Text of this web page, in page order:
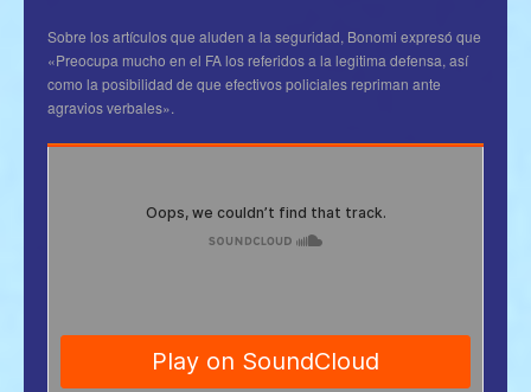
Sobre los artículos que aluden a la seguridad, Bonomi expresó que
«Preocupa mucho en el FA los referidos a la legitima defensa, así
como la posibilidad de que efectivos policiales repriman ante
agravios verbales».